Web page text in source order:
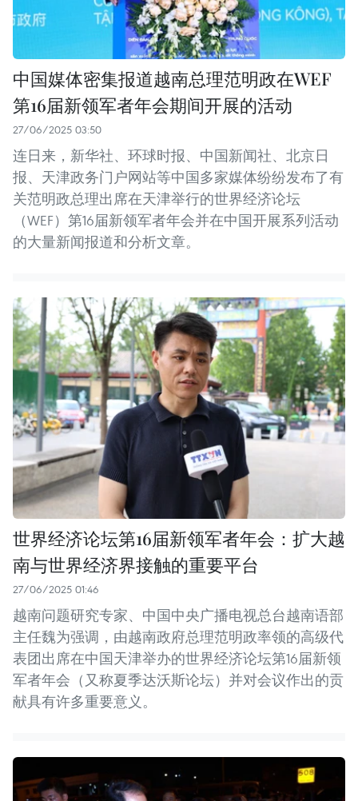
中国媒体密集报道越南总理范明政在WEF
第16届新领军者年会期间开展的活动
27/06/2025 03:50
连日来，新华社、环球时报、中国新闻社、北京日
报、天津政务门户网站等中国多家媒体纷纷发布了有
关范明政总理出席在天津举行的世界经济论坛
（WEF）第16届新领军者年会并在中国开展系列活动
的大量新闻报道和分析文章。
世界经济论坛第16届新领军者年会：扩大越
南与世界经济界接触的重要平台
27/06/2025 01:46
越南问题研究专家、中国中央广播电视总台越南语部
主任魏为强调，由越南政府总理范明政率领的高级代
表团出席在中国天津举办的世界经济论坛第16届新领
军者年会（又称夏季达沃斯论坛）并对会议作出的贡
献具有许多重要意义。